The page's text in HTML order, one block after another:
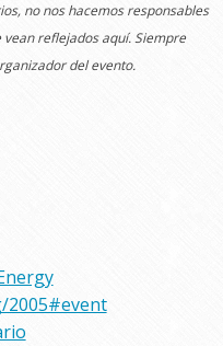
no nos hacemos responsables
reflejados aquí. Siempre
del evento.
2005#event